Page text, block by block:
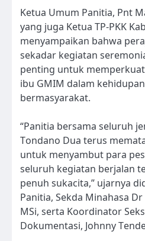
Ketua Umum Panitia, Pnt
yang juga Ketua TP-PKK
menyampaikan bahwa
sekadar kegiatan
penting untuk
ibu GMIM dalam
bermasyarakat.
“Panitia bersama seluruh
Tondano Dua terus
untuk menyambut para
seluruh kegiatan berjalan
penuh sukacita,” ujarnya
Panitia, Sekda Minahasa
MSi, serta Koordinator
Dokumentasi, Johnny